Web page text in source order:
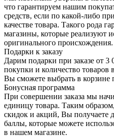
что гарантируем нашим
средств, если по какой-либо
качестве товара. Такого рода
магазины, которые реализуют
оригинального происхождения.
Подарки к заказу
Дарим подарки при заказе от
покупки и количество товаров
Вы сможете выбрать в корзине
Бонусная программа
При совершении заказа мы
единицу товара. Таким
скидок и акций, Вы получаете
баллы, которые можете
в нашем магазине.